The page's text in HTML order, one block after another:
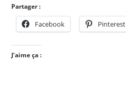
Partager :
Facebook Pinterest
J’aime ça :